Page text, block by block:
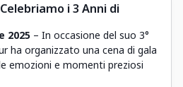
i 3 Anni di
2025 – In occasione del suo 3°
ha organizzato una cena di gala
emozioni e momenti preziosi